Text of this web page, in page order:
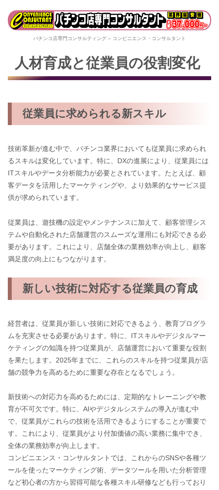
パチンコ店専門コンサルティング – コンビニエンス・コンサルタント
人材育成と従業員の役割変化
従業員に求められる新スキル
技術革新が進む中で、パチンコ業界においても従業員に求められ
るスキルは変化しています。特に、DXの進展により、従業員には
ITスキルやデータ分析能力が必要とされています。たとえば、顧
客データを活用したマーケティングや、より効果的なサービス提
供が求められています。
従業員は、遊技機の設定やメンテナンスに加えて、顧客管理シス
テムや自動化された店舗運営のスムーズな運用にも対応できる必
要があります。これにより、店舗全体の業務効率が向上し、顧客
満足度の向上にもつながります。
新しい技術に対応する従業員の育成
経営者は、従業員が新しい技術に対応できるよう、教育プログラ
ムを充実させる必要があります。特に、ITスキルやデジタルマー
ケティングの知識を持つ従業員が、店舗運営において重要な役割
を果たします。2025年までに、これらのスキルを持つ従業員が店
舗の競争力を高めるために重要な存在となるでしょう。
新技術への対応力を高めるためには、定期的なトレーニングや教
育が不可欠です。特に、AIやデジタルシステムの導入が進む中
で、従業員がこれらの技術を活用できるようにすることが重要で
す。これにより、従業員がより付加価値の高い業務に集中でき、
全体の業務効率が向上します。
コンビニエンス・コンサルタントでは、これからのSNSや各種ツ
ールを使ったマーケティング術、データツールを用いた分析管理
など初心者の方から習得可能な各種スキル研修なども行っており